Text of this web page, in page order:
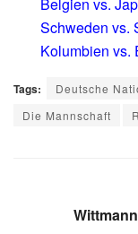
Schweden vs.
Kolumbien vs.
Tags: Deutsche
Die Mannschaft